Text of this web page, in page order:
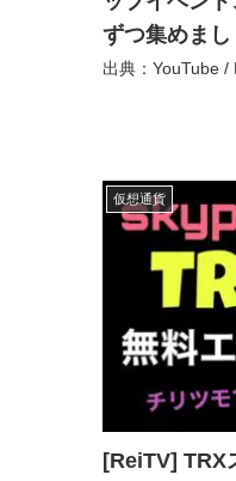
ずつ集めま
出典：YouTube /
仮想通貨
[ReiTV] TRX